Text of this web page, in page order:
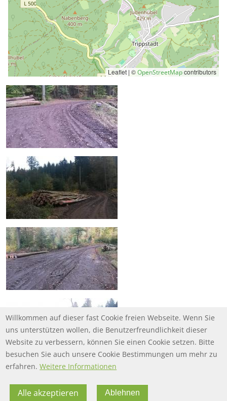
Leaflet | ©OpenStreetMapcontributors
Willkommen auf dieser fast Cookie freien Webseite. Wenn Sie
uns unterstützen wollen, die Benutzerfreundlichkeit dieser
Website zu verbessern, können Sie einen Cookie setzen. Bitte
besuchen Sie auch unsere Cookie Bestimmungen um mehr zu
erfahren. Weitere Informationen
Alle akzeptieren Ablehnen